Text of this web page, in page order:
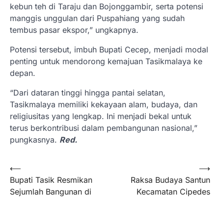
kebun teh di Taraju dan Bojonggambir, serta potensi
manggis unggulan dari Puspahiang yang sudah
tembus pasar ekspor,” ungkapnya.
Potensi tersebut, imbuh Bupati Cecep, menjadi modal
penting untuk mendorong kemajuan Tasikmalaya ke
depan.
“Dari dataran tinggi hingga pantai selatan,
Tasikmalaya memiliki kekayaan alam, budaya, dan
religiusitas yang lengkap. Ini menjadi bekal untuk
terus berkontribusi dalam pembangunan nasional,”
pungkasnya. Red.
Navigasi
pos
⟵
Bupati Tasik Resmikan
Sejumlah Bangunan di
Raksa Budaya Santun
Kecamatan Cipedes
⟶